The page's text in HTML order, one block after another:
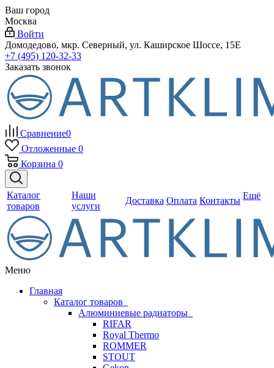
Ваш город
Москва
Войти
Домодедово, мкр. Северный, ул. Каширское Шоссе, 15Е
+7 (495) 120-32-33
Заказать звонок
Сравнение0
Отложенные 0
Корзина 0
Каталог
товаров
Наши
услуги
Доставка Оплата Контакты Ещё
Меню
Главная
Каталог товаров
Алюминиевые радиаторы
RIFAR
Royal Thermo
ROMMER
STOUT